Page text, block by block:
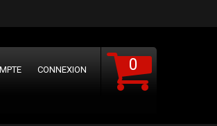
0
CONNEXION